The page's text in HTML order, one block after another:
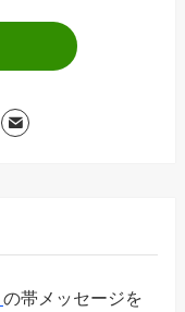
の帯メッセージを